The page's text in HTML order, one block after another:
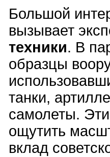
Большой
вызывает
техники. В
образцы
танки,
самолеты.
ощутить
вклад